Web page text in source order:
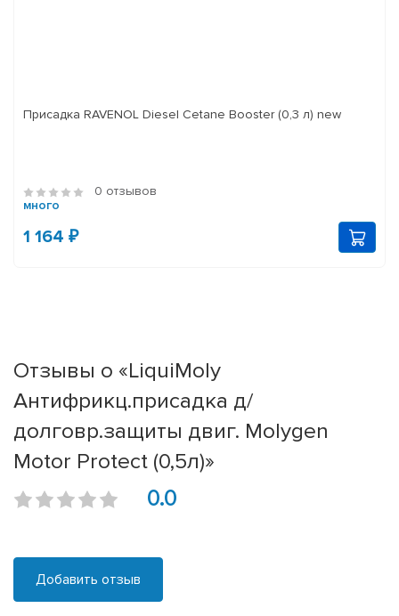
Присадка RAVENOL Diesel Cetane Booster (0,3 л) new
0 отзывов
много
1 164 ₽
Отзывы о «LiquiMoly
Антифрикц.присадка д/
долговр.защиты двиг. Molygen
Motor Protect (0,5л)»
0.0
Добавить отзыв